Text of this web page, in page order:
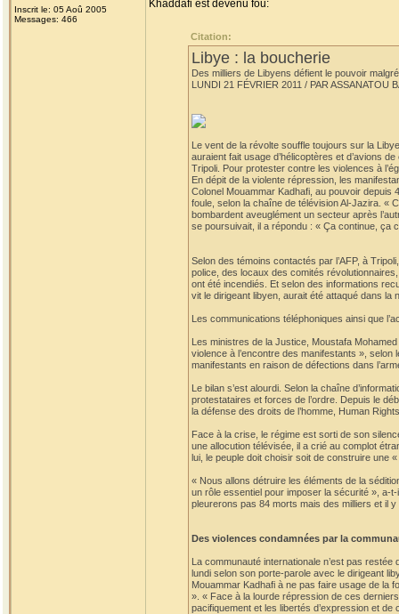
Inscrit le: 05 Aoû 2005
Messages: 466
Khaddafi est devenu fou:
Citation:
Libye : la boucherie
Des milliers de Libyens défient le pouvoir
LUNDI 21 FÉVRIER 2011 / PAR ASSANATOU
Le vent de la révolte souffle toujours sur la
auraient fait usage d’hélicoptères et d’avions
Tripoli. Pour protester contre les violences à
En dépit de la violente répression, les
Colonel Mouammar Kadhafi, au pouvoir depuis
foule, selon la chaîne de télévision Al-Jazira. «
bombardent aveuglément un secteur après
se poursuivait, il a répondu : « Ça continue, ça
Selon des témoins contactés par l’AFP, à
police, des locaux des comités
ont été incendiés. Et selon des informations
vit le dirigeant libyen, aurait été attaqué dans la
Les communications téléphoniques ainsi que
Les ministres de la Justice, Moustafa
violence à l’encontre des manifestants »,
manifestants en raison de défections dans
Le bilan s’est alourdi. Selon la chaîne
protestataires et forces de l’ordre. Depuis le
la défense des droits de l’homme, Human
Face à la crise, le régime est sorti de son
une allocution télévisée, il a crié au complot
lui, le peuple doit choisir soit de construire une
« Nous allons détruire les éléments de la
un rôle essentiel pour imposer la sécurité », a-
pleurerons pas 84 morts mais des milliers et il
Des violences condamnées par la
La communauté internationale n’est pas
lundi selon son porte-parole avec le dirigeant
Mouammar Kadhafi à ne pas faire usage de la
». « Face à la lourde répression de ces
pacifiquement et les libertés d’expression et de